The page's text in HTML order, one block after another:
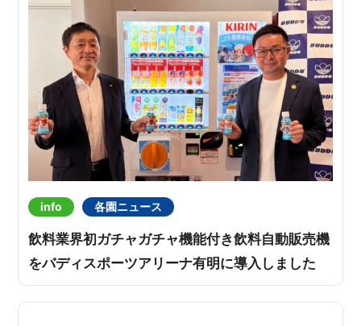
info 各園ニュース
飲料業界初ガチャガチャ機能付き飲料自動販売機
をバディスポーツアリーナ有明に導入しました